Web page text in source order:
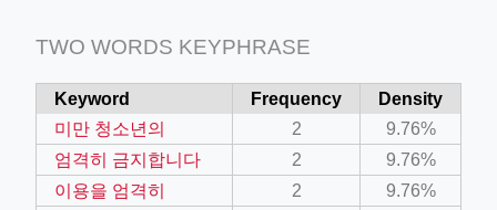
TWO WORDS KEYPHRASE
Keyword Frequency
Density
미만 청소년의
2
9.76%
엄격히 금지합니다
2
9.76%
이용을 엄격히
2
9.76%